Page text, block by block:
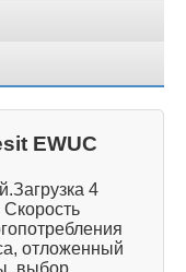
EWUC
4
Скорость
отложенный
выбор